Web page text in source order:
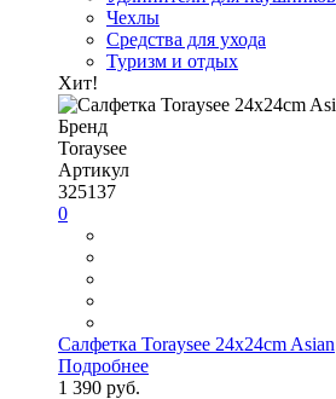
Чехлы
Средства для ухода
Туризм и отдых
Хит!
Бренд
Toraysee
Артикул
325137
0
Салфетка Toraysee 24x24cm Asian
Подробнее
1 390 руб.